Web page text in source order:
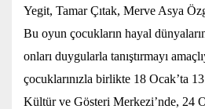
Yegit, Tamar Çıtak, Merve Asya
Bu oyun çocukların hayal
onları duygularla tanıştırmayı
çocuklarınızla birlikte 18 Ocak’ta
Kültür ve Gösteri Merkezi’nde, 24